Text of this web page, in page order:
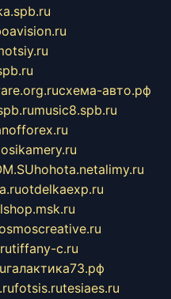
схема-авто.рф
music8.spb.ru
hohota.netalimy.ru
otdelkaexp.ru
tiffany-c.ru
галактика73.рф
fotsis.rutesiaes.ru